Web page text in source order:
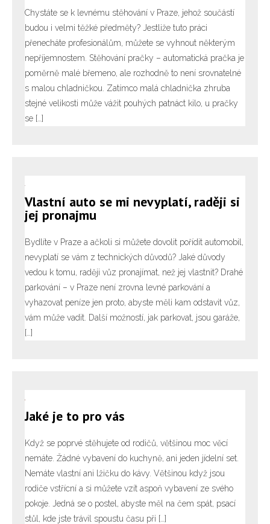
Chystáte se k levnému stěhování v Praze, jehož součástí
budou i velmi těžké předměty? Jestliže tuto práci
přenecháte profesionálům, můžete se vyhnout některým
nepříjemnostem. Stěhování pračky – automatická pračka je
poměrně malé břemeno, ale rozhodně to není srovnatelné
s malou chladničkou. Zatímco malá chladnička zhruba
stejné velikosti může vážit pouhých patnáct kilo, u pračky
se […]
Vlastní auto se mi nevyplatí, raději si
jej pronajmu
Bydlíte v Praze a ačkoli si můžete dovolit pořídit automobil,
nevyplatí se vám z technických důvodů? Jaké důvody
vedou k tomu, raději vůz pronajímat, než jej vlastnit? Drahé
parkování – v Praze není zrovna levné parkování a
vyhazovat peníze jen proto, abyste měli kam odstavit vůz,
vám může vadit. Další možností, jak parkovat, jsou garáže,
[…]
Jaké je to pro vás
Když se poprvé stěhujete od rodičů, většinou moc věcí
nemáte. Žádné vybavení do kuchyně, ani jeden jídelní set.
Nemáte vlastní ani lžičku do kávy. Většinou když jsou
rodiče vstřícní a si můžete vzít aspoň vybavení ze svého
pokoje. Jedná se o postel, abyste měl na čem spát, psací
stůl, kde jste trávil spoustu času při […]